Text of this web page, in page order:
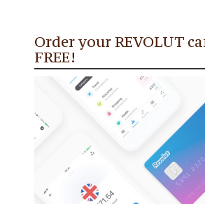
Order your REVOLUT
FREE!